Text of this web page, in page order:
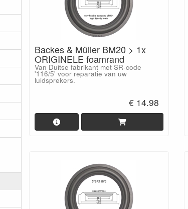
Backes & Müller BM20 > 1x
ORIGINELE foamrand
Van Duitse fabrikant met SR-code
'116/5' voor reparatie van uw
luidsprekers.
€ 14.98